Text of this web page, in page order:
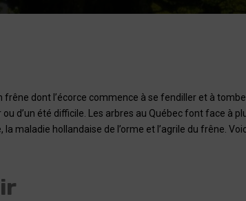
frêne dont l’écorce commence à se fendiller et à
d’un été difficile. Les arbres au Québec font face à
maladie hollandaise de l’orme et l’agrile du frêne.